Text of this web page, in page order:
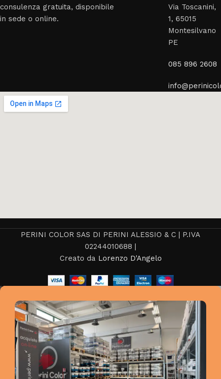
consulenza gratuita, disponibile
in sede o online.
Via Toscanini,
1, 65015
Montesilvano
PE
085 896 2608
PERINI COLOR SAS DI PERINI ALESSIO & C | P.IVA
02244010688 |
Creato da Lorenzo D'Angelo